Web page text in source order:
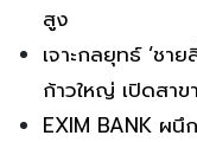
สูง
เจาะกลยุทธ์ ‘ชา
ก้าวใหญ่ เปิดสา
EXIM BANK ผ